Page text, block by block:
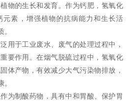
物的生长和发育。作为钙肥，氢氧化
元素，增强植物的抗病能力和生长活
用于工业废水、废气的处理过程中，
要作用。在烟气脱硫过程中，氢氧化
体产物，有效减少大气污染物排放，
为制酸药物，具有中和胃酸、保护胃